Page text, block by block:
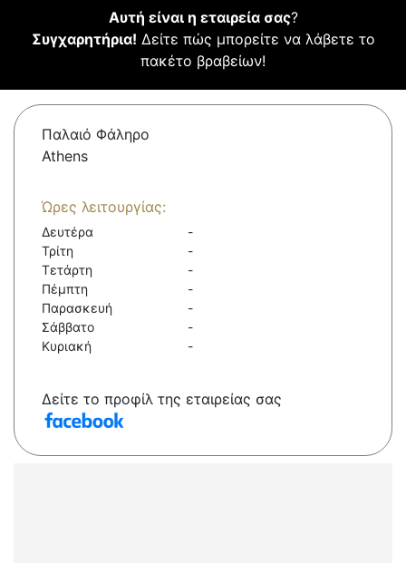
Αυτή είναι η εταιρεία σας?
Συγχαρητήρια! Δείτε πώς μπορείτε να λάβετε το
πακέτο βραβείων!
Παλαιό Φάληρο
Athens
Ώρες λειτουργίας:
Δευτέρα
-
Τρίτη
-
Τετάρτη
-
Πέμπτη
-
Παρασκευή
-
Σάββατο
-
Κυριακή
-
Δείτε το προφίλ της εταιρείας σας